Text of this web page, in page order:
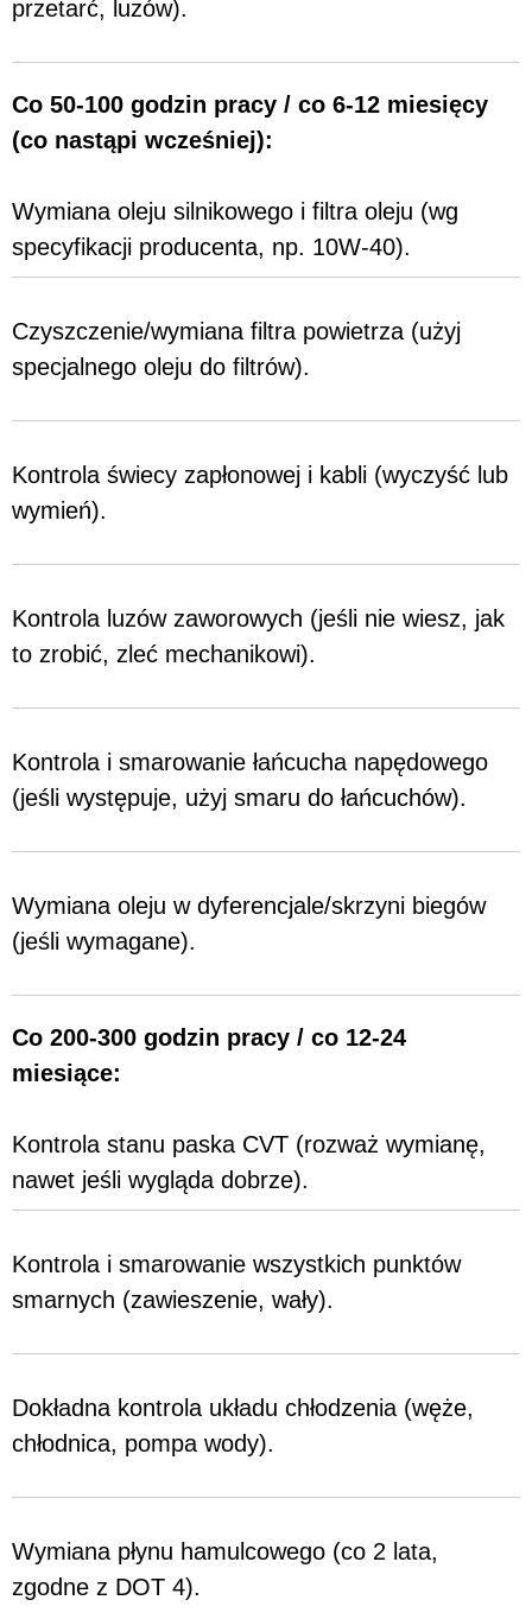
przetarć, luzów).
Co 50-100 godzin pracy / co 6-12 miesięcy
(co nastąpi wcześniej):
Wymiana oleju silnikowego i filtra oleju (wg
specyfikacji producenta, np. 10W-40).
Czyszczenie/wymiana filtra powietrza (użyj
specjalnego oleju do filtrów).
Kontrola świecy zapłonowej i kabli (wyczyść lub
wymień).
Kontrola luzów zaworowych (jeśli nie wiesz, jak
to zrobić, zleć mechanikowi).
Kontrola i smarowanie łańcucha napędowego
(jeśli występuje, użyj smaru do łańcuchów).
Wymiana oleju w dyferencjale/skrzyni biegów
(jeśli wymagane).
Co 200-300 godzin pracy / co 12-24
miesiące:
Kontrola stanu paska CVT (rozważ wymianę,
nawet jeśli wygląda dobrze).
Kontrola i smarowanie wszystkich punktów
smarnych (zawieszenie, wały).
Dokładna kontrola układu chłodzenia (węże,
chłodnica, pompa wody).
Wymiana płynu hamulcowego (co 2 lata,
zgodne z DOT 4).